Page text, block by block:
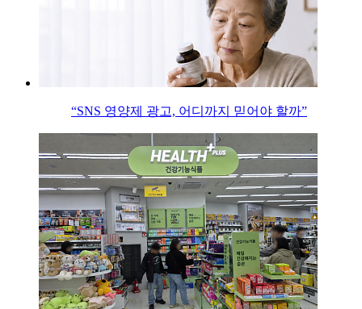
“SNS 영양제 광고, 어디까지 믿어야 할까”